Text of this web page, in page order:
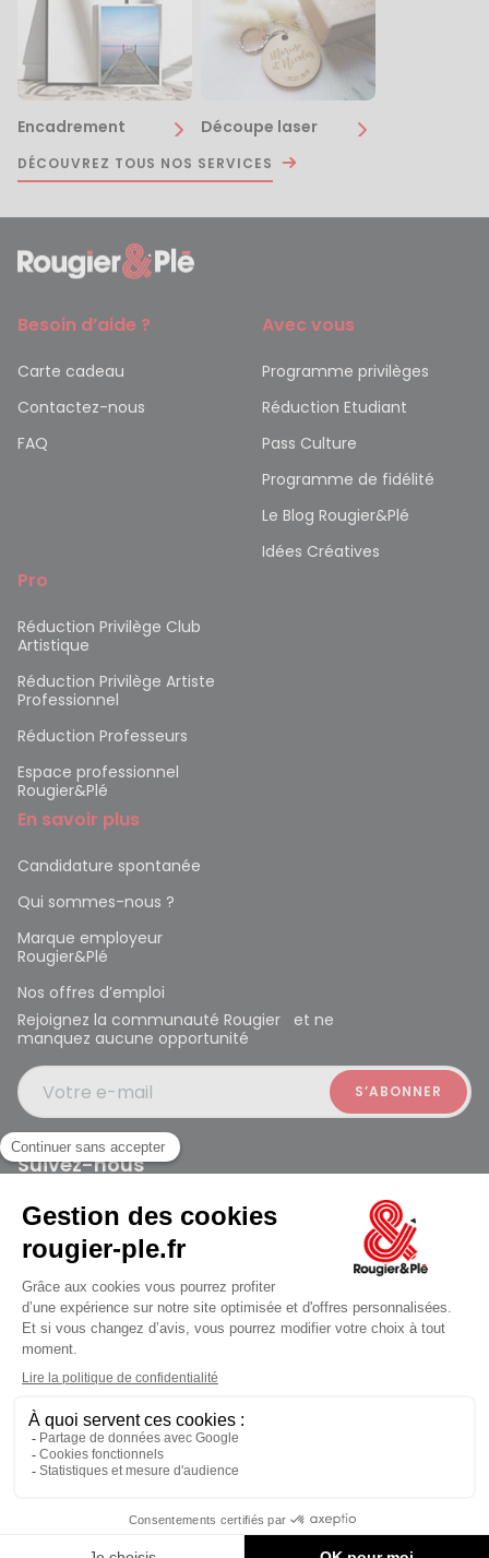
Encadrement Découpe laser
DÉCOUVREZ TOUS NOS SERVICES
Besoin d’aide ?
Carte cadeau
Contactez-nous
FAQ
Avec vous
Programme privilèges
Réduction Etudiant
Pass Culture
Programme de fidélité
Le Blog Rougier&Plé
Idées Créatives
Pro
Réduction Privilège Club
Artistique
Réduction Privilège Artiste
Professionnel
Réduction Professeurs
Espace professionnel
Rougier&Plé
En savoir plus
Candidature spontanée
Qui sommes-nous ?
Marque employeur
Rougier&Plé
Nos offres d’emploi
Rejoignez la communauté Rougier et ne
manquez aucune opportunité
Votre e-mail
Suivez-nous
Rougier et Plé 2024 Copyright
Mentions légales
Conditions générales des ventes
Données personnelles
Paiement sécurisé